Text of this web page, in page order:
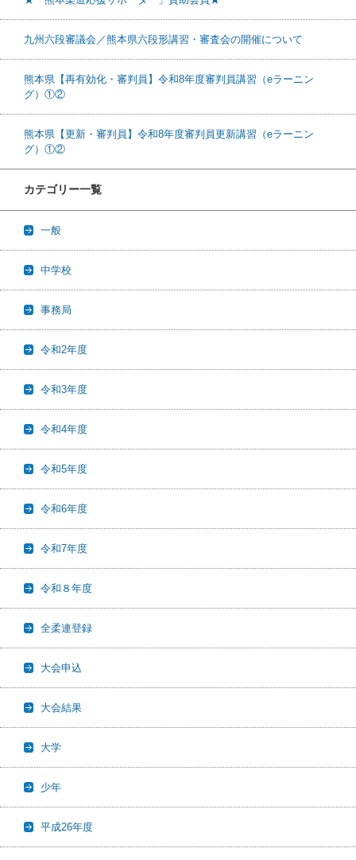
九州六段審議会／熊本県六段形講習・審査会の開催について
熊本県【再有効化・審判員】令和8年度審判員講習（eラーニン
グ）①②
熊本県【更新・審判員】令和8年度審判員更新講習（eラーニン
グ）①②
カテゴリー一覧
一般
中学校
事務局
令和2年度
令和3年度
令和4年度
令和5年度
令和6年度
令和7年度
令和８年度
全柔連登録
大会申込
大会結果
大学
少年
平成26年度